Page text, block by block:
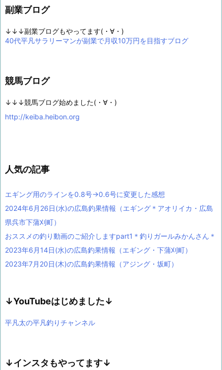
副業ブログ
↓↓↓副業ブログもやってます(・∀・)
40代平凡サラリーマンが副業で月収10万円を目指すブログ
競馬ブログ
↓↓↓競馬ブログ始めました(・∀・)
http://keiba.heibon.org
人気の記事
エギング用のラインを0.8号→0.6号に変更した感想
2024年6月26日(水)の広島釣果情報（エギング＊アオリイカ・広島
県呉市下蒲刈町）
おススメの釣り動画のご紹介しますpart1＊釣りガールみかんさん＊
2023年6月14日(水)の広島釣果情報（エギング・下蒲刈町）
2023年7月20日(木)の広島釣果情報（アジング・坂町）
↓YouTubeはじめました↓
平凡太の平凡釣りチャンネル
↓インスタもやってます↓